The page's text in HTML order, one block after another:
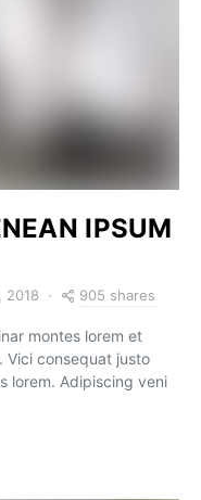
IPSUM
2018 905 shares
montes lorem et
Vici consequat justo
lorem. Adipiscing veni